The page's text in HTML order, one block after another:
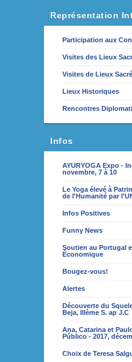
Représentation
Participation aux
Visites des Lieux
Visites de Lieux
Lieux Historiques
Rencontres
Infos
AYURYOGA Expo -
novembre, 7 à 10
Le Yoga élevé à
de l'Humanité par
Infos Positives
Funny News
Soutien au Portugal
Économique
Bougez-vous!
Alertes
Découverte du
Beja, IIIème S. ap J.C
Ana, Catarina et
Público - 2017,
Choix de Teresa